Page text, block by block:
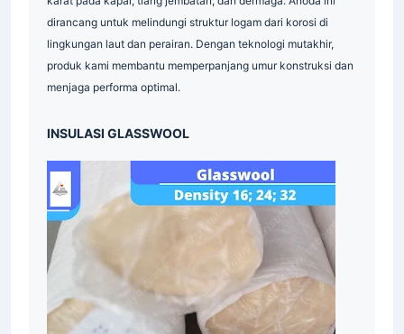
Supplier Grating Galvanis Indonesia
Industrial
Industrial Indonesia
Industrial Indonesia
Material
Industri Supplier
Surabaya
dirancang untuk melindungi struktur logam dari korosi di
lingkungan laut dan perairan. Dengan teknologi mutakhir,
produk kami membantu memperpanjang umur konstruksi dan
menjaga performa optimal.
INSULASI GLASSWOOL